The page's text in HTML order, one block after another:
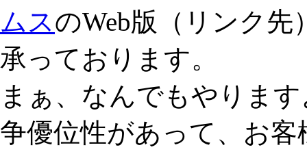
ムスのWeb版（リンク
承っております。
まぁ、なんでもやりま
争優位性があって、お